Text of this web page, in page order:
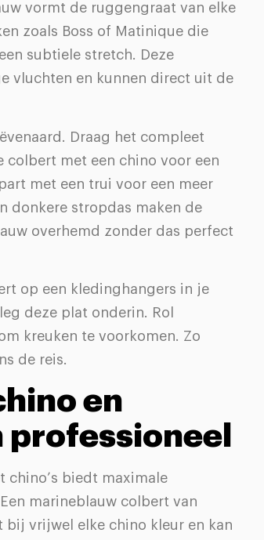
vormt de ruggengraat van elke
zoals Boss of Matinique die
subtiele stretch. Deze
vluchten en kunnen direct uit de
Draag het compleet
met een chino voor een
met een trui voor een meer
donkere stropdas maken de
overhemd zonder das perfect
op een kledinghangers in je
deze plat onderin. Rol
kreuken te voorkomen. Zo
de reis.
en
chino’s biedt maximale
marineblauw colbert van
bij vrijwel elke chino kleur en kan